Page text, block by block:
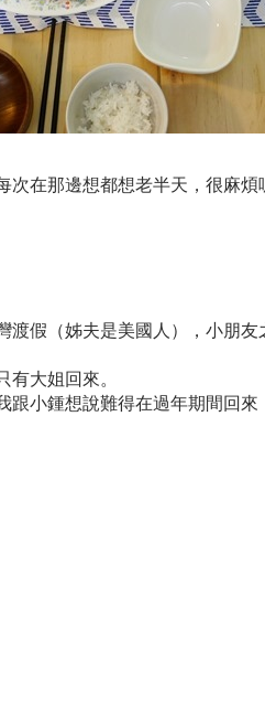
在那邊想都想老半天，很麻煩
渡假（姊夫是美國人），小朋
大姐回來。
跟小鍾想說難得在過年期間回